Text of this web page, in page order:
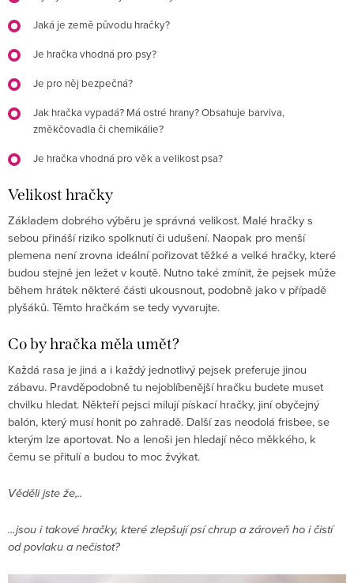
Jaká je země původu hračky?
Je hračka vhodná pro psy?
Je pro něj bezpečná?
Jak hračka vypadá? Má ostré hrany? Obsahuje barviva,
změkčovadla či chemikálie?
Je hračka vhodná pro věk a velikost psa?
Velikost hračky
Základem dobrého výběru je správná velikost. Malé hračky s
sebou přináší riziko spolknutí či udušení. Naopak pro menší
plemena není zrovna ideální pořizovat těžké a velké hračky, které
budou stejně jen ležet v koutě. Nutno také zmínit, že pejsek může
během hrátek některé části ukousnout, podobně jako v případě
plyšáků. Těmto hračkám se tedy vyvarujte.
Co by hračka měla umět?
Každá rasa je jiná a i každý jednotlivý pejsek preferuje jinou
zábavu. Pravděpodobně tu nejoblíbenější hračku budete muset
chvilku hledat. Někteří pejsci milují pískací hračky, jiní obyčejný
balón, který musí honit po zahradě. Další zas neodolá frisbee, se
kterým lze aportovat. No a lenoši jen hledají něco měkkého, k
čemu se přitulí a budou to moc žvýkat.
Věděli jste že,..
...jsou i takové hračky, které zlepšují psí chrup a zároveň ho i čistí
od povlaku a nečistot?